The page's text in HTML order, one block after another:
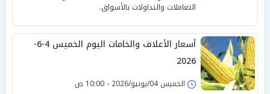
التعاملات والتداولات بالأسواق.
أسعار الأعلاف والخامات اليوم الخميس 4-6-
2026
الخميس 04/يونيو/2026 - 10:00 ص